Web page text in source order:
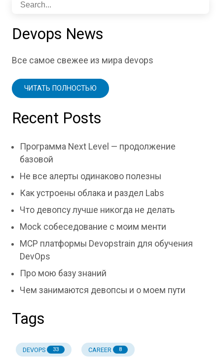
Devops News
Все самое свежее из мира devops
ЧИТАТЬ ПОЛНОСТЬЮ
Recent Posts
Программа Next Level — продолжение
базовой
Не все алерты одинаково полезны
Как устроены облака и раздел Labs
Что девопсу лучше никогда не делать
Mock собеседование с моим менти
MCP платформы Devopstrain для обучения
DevOps
Про мою базу знаний
Чем занимаются девопсы и о моем пути
Tags
DEVOPS 33 CAREER 8